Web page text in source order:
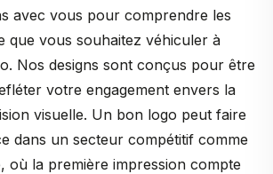
avec vous pour comprendre les
que vous souhaitez véhiculer à
Nos designs sont conçus pour être
votre engagement envers la
visuelle. Un bon logo peut faire
dans un secteur compétitif comme
où la première impression compte